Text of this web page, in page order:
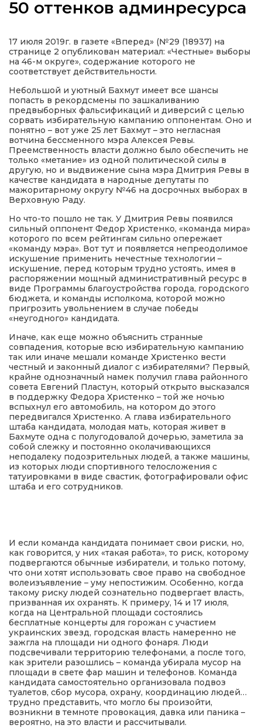
політика
місія
50 оттенков админресурса
17 июля 2019г. в газете «Вперед» (№29 (18937) на
странице 2 опубликован материал: «Честные» выборы
на 46-м округе», содержание которого не
соответствует действительности.
Небольшой и уютный Бахмут имеет все шансы
попасть в рекордсмены по зашкаливанию
предвыборных фальсификаций и диверсий с целью
сорвать избирательную кампанию оппонентам. Оно и
понятно – вот уже 25 лет Бахмут – это негласная
вотчина бессменного мэра Алексея Ревы.
Преемственность власти должно было обеспечить не
только «метание» из одной политической силы в
другую, но и выдвижение сына мэра Дмитрия Ревы в
качестве кандидата в народные депутаты по
мажоритарному округу №46 на досрочных выборах в
Верховную Раду.
Но что-то пошло не так. У Дмитрия Ревы появился
сильный оппонент Федор Христенко, «команда мира»
которого по всем рейтингам сильно опережает
«команду мэра». Вот тут и появляется непреодолимое
искушение применить нечестные технологии –
искушение, перед которым трудно устоять, имея в
распоряжении мощный административный ресурс в
виде Программы благоустройства города, городского
бюджета, и команды исполкома, которой можно
пригрозить увольнением в случае победы
«неугодного» кандидата.
Иначе, как еще можно объяснить странные
совпадения, которые всю избирательную кампанию
так или иначе мешали команде Христенко вести
честный и законный диалог с избирателями? Первый,
крайне однозначный намек получил глава районного
совета Евгений Пластун, который открыто высказался
в поддержку Федора Христенко – той же ночью
вспыхнул его автомобиль, на котором до этого
передвигался Христенко. А глава избирательного
штаба кандидата, молодая мать, которая живет в
Бахмуте одна с полугодовалой дочерью, заметила за
собой слежку и постоянно околачивающихся
неподалеку подозрительных людей, а также машины,
из которых люди спортивного телосложения с
татуировками в виде свастик, фотографировали офис
штаба и его сотрудников.
И если команда кандидата понимает свои риски, но,
как говорится, у них «такая работа», то риск, которому
подвергаются обычные избиратели, и только потому,
что они хотят использовать свое право на свободное
волеизъявление – уму непостижим. Особенно, когда
такому риску людей сознательно подвергает власть,
призванная их охранять. К примеру, 14 и 17 июля,
когда на Центральной площади состоялись
бесплатные концерты для горожан с участием
украинских звезд, городская власть намеренно не
зажгла на площади ни одного фонаря. Люди
подсвечивали территорию телефонами, а после того,
как зрители разошлись – команда убирала мусор на
площади в свете фар машин и телефонов. Команда
кандидата самостоятельно организовала подвоз
туалетов, сбор мусора, охрану, координацию людей…
трудно представить, что могло бы произойти,
возникни в темноте провокация, давка или паника –
вероятно, на это власти и рассчитывали.